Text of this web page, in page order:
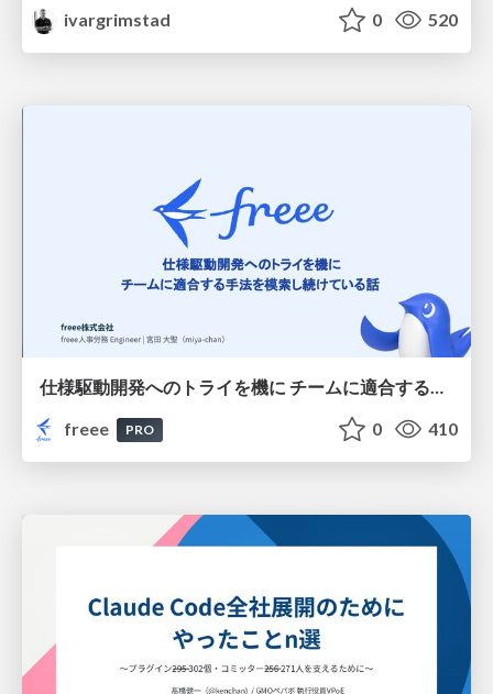
ivargrimstad
0 520
仕様駆動開発へのトライを機に チームに適合する手法を模索し続けている話
freee
PRO 0 410